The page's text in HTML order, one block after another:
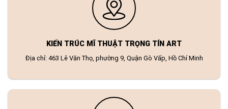
KIẾN TRÚC MĨ THUẬT TRỌNG TÍN ART
Địa chỉ: 463 Lê Văn Thọ, phường 9, Quận Gò Vấp, Hồ Chí Minh